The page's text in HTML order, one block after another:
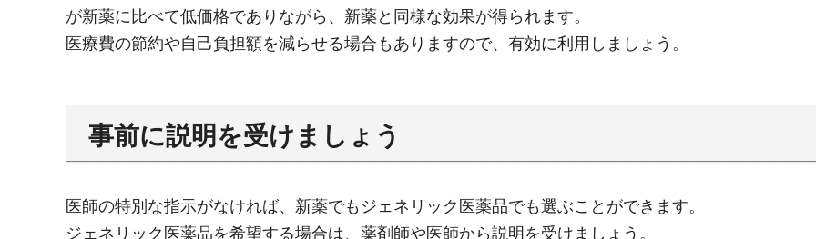
が新薬に比べて低価格でありながら、新薬と同様な効果が得られます。
医療費の節約や自己負担額を減らせる場合もありますので、有効に利用しましょう。
事前に説明を受けましょう
医師の特別な指示がなければ、新薬でもジェネリック医薬品でも選ぶことができます。
ジェネリック医薬品を希望する場合は、薬剤師や医師から説明を受けましょう。